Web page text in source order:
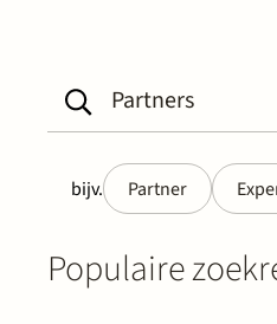
bijv. Partner
Populaire